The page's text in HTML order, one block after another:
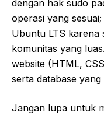
dengan hak sudo
operasi yang
Ubuntu LTS karena
komunitas yang
website (HTML,
serta database
Jangan lupa untuk